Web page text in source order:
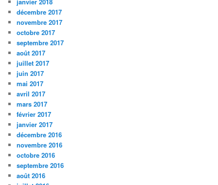
janvier 2018
décembre 2017
novembre 2017
octobre 2017
septembre 2017
août 2017
juillet 2017
juin 2017
mai 2017
avril 2017
mars 2017
février 2017
janvier 2017
décembre 2016
novembre 2016
octobre 2016
septembre 2016
août 2016